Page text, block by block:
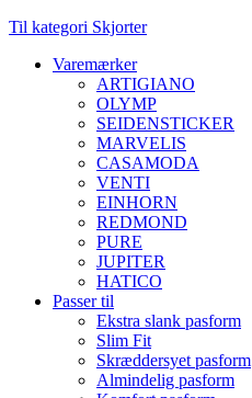
Til kategori Skjorter
Varemærker
ARTIGIANO
OLYMP
SEIDENSTICKER
MARVELIS
CASAMODA
VENTI
EINHORN
REDMOND
PURE
JUPITER
HATICO
Passer til
Ekstra slank pasform
Slim Fit
Skræddersyet pasform
Almindelig pasform